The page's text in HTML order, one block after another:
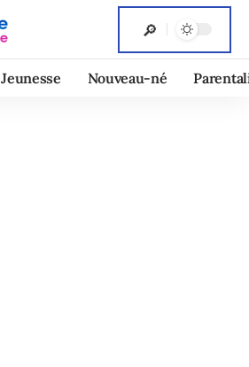
Jeunesse Nouveau-né